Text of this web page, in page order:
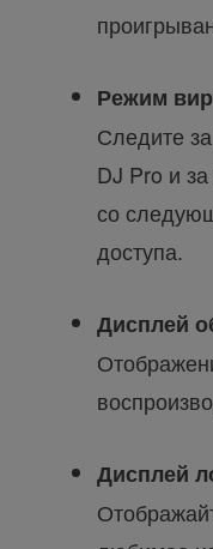
Режим
Следите
DJ Pro и
со
доступа.
Дисплей
Дисплей